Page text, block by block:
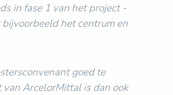
in fase 1 van het project -
het centrum en
goed te
ArcelorMittal is dan ook